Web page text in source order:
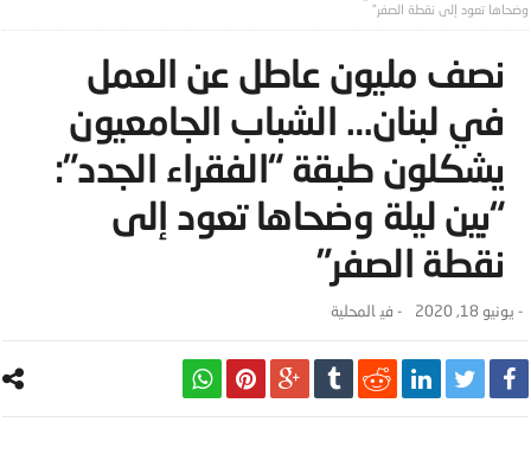
وضحاها تعود إلى نقطة الصفر”
نصف مليون عاطل عن العمل
في لبنان… الشباب الجامعيون
يشكلون طبقة “الفقراء الجدد”:
“بين ليلة وضحاها تعود إلى
نقطة الصفر”
- يونيو 18, 2020 - ‎في المحلية